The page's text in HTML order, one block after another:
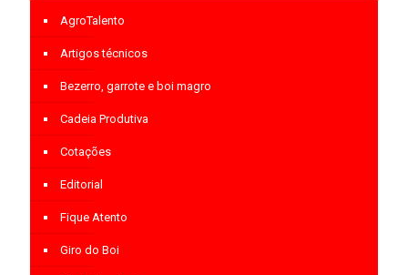
AgroTalento
Artigos técnicos
Bezerro, garrote e boi magro
Cadeia Produtiva
Cotações
Editorial
Fique Atento
Giro do Boi